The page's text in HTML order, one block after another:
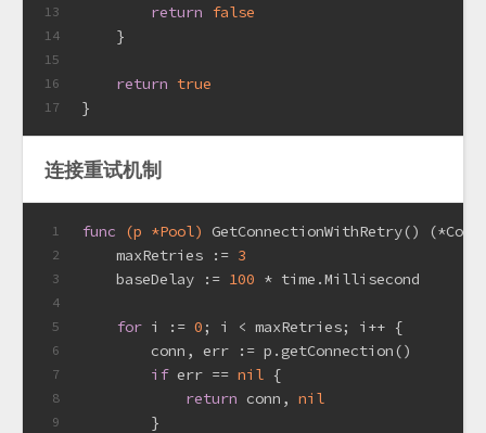
13
14
15
16
17
return false
    }
return true
}
连接重试机制
1
2
3
4
5
6
7
8
9
func (p *Pool) GetConnectionWithRetry()
    maxRetries :=
3
    baseDelay :=
100 * time.Millisecond
for i := 0; i < maxRetries; i++ {
        conn, err := p.getConnection()
if err == nil {
return conn, nil
        }